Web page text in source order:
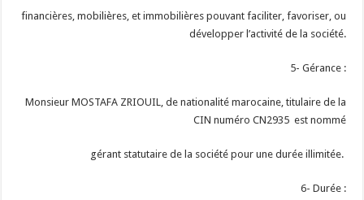
financières, mobilières, et immobilières pouvant faciliter, favoriser, ou
développer l’activité de la société.
5- Gérance :
Monsieur MOSTAFA ZRIOUIL, de nationalité marocaine, titulaire de la
CIN numéro CN2935 est nommé
gérant statutaire de la société pour une durée illimitée.
6- Durée :